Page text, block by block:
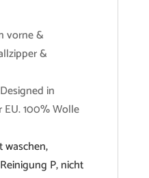
vorne &
&
in
EU. 100% Wolle
P, nicht